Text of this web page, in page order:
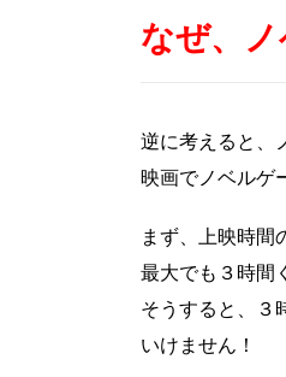
なぜ、
逆に考えると、
映画でノベルゲ
まず、上映時間
最大でも３時間
そうすると、３
いけません！